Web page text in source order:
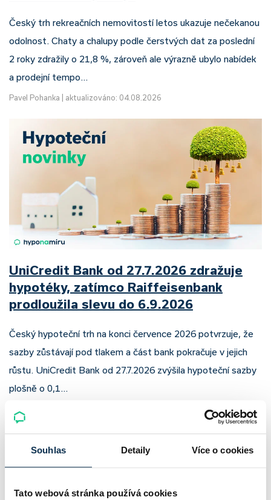
Souhlas Detaily Více o cookies
Tato webová stránka používá cookies
Český trh rekreačních nemovitostí letos ukazuje nečekanou
odolnost. Chaty a chalupy podle čerstvých dat za poslední
2 roky zdražily o 21,8 %, zároveň ale výrazně ubylo nabídek
a prodejní tempo…
Pavel Pohanka aktualizováno: 04.08.2026
UniCredit Bank od 27.7.2026 zdražuje
hypotéky, zatímco Raiffeisenbank
prodloužila slevu do 6.9.2026
Český hypoteční trh na konci července 2026 potvrzuje, že
sazby zůstávají pod tlakem a část bank pokračuje v jejich
růstu. UniCredit Bank od 27.7.2026 zvýšila hypoteční sazby
plošně o 0,1…
4 minuty k přečtení